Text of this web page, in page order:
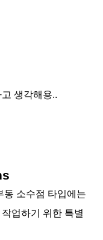
생각해용..
동 소수점 타입에는
업하기 위한 특별